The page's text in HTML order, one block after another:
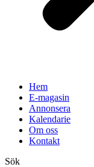
Hem
E-magasin
Annonsera
Kalendarie
Om oss
Kontakt
Sök